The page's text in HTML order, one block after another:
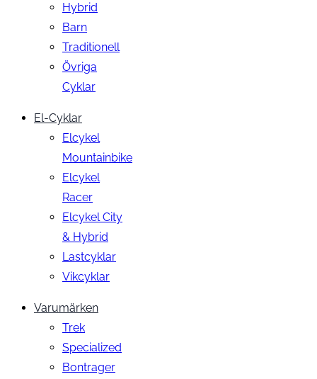
Hybrid
Barn
Traditionell
Övriga
Cyklar
El-Cyklar
Elcykel
Mountainbike
Elcykel
Racer
Elcykel City
& Hybrid
Lastcyklar
Vikcyklar
Varumärken
Trek
Specialized
Bontrager